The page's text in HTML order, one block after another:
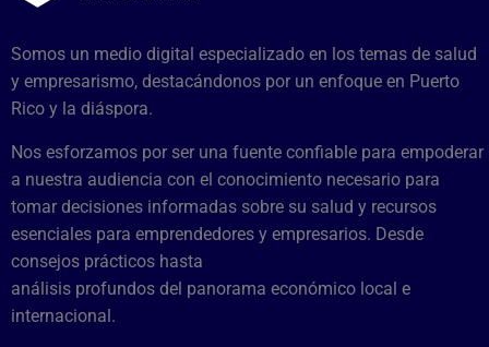
Somos un medio digital especializado en los temas de salud
y empresarismo, destacándonos por un enfoque en Puerto
Rico y la diáspora.
Nos esforzamos por ser una fuente confiable para empoderar
a nuestra audiencia con el conocimiento necesario para
tomar decisiones informadas sobre su salud y recursos
esenciales para emprendedores y empresarios. Desde
consejos prácticos hasta
análisis profundos del panorama económico local e
internacional.